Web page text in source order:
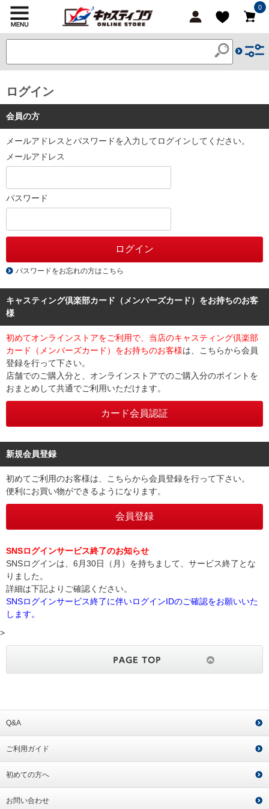
0
ログイン
会員の方
メールアドレスとパスワードを入力してログインしてください。
メールアドレス
パスワード
パスワードをお忘れの方はこちら
キャスティング倶楽部カード（メンバーズカード）をお持ちのお客
様
初めてオンラインストアをご利用で、当店のキャスティング倶楽部
カード（メンバーズカード）をお持ちのお客様は、こちらから会員
登録を行って下さい。
店舗でのご購入分と、オンラインストアでのご購入分のポイントを
おまとめして共通でご利用いただけます。
新規会員登録
初めてご利用のお客様は、こちらから会員登録を行って下さい。
便利にお買い物ができるようになります。
SNSログインサービス終了のお知らせ
SNSログインは、6月30日（月）を持ちまして、サービス終了とな
りました。
詳細は下記よりご確認ください。
SNSログインサービス終了に伴いログインIDのご確認をお願いいた
します。
>
Q&A
ご利用ガイド
初めての方へ
お問い合わせ